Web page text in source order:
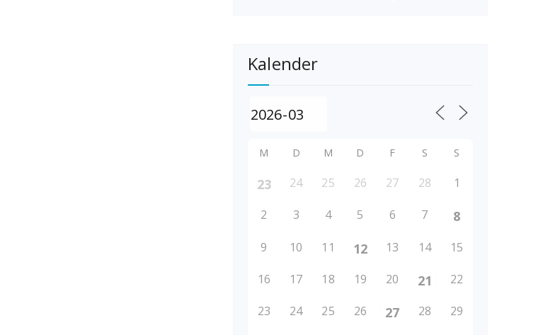
Kalender
M D M D F S S
23 24 25 26 27 28 1
2 3 4 5 6 7 8
9 10 11 12 13 14 15
16 17 18 19 20 21 22
23 24 25 26 27 28 29